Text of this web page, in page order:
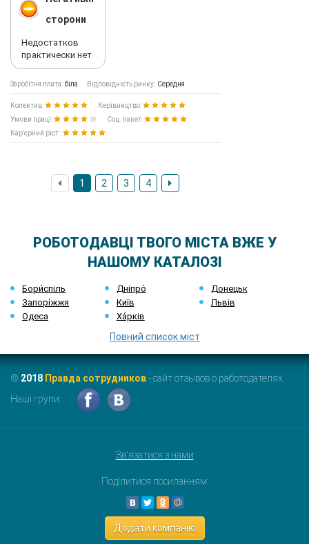
сторони
Недостатков
практически нет
Заробітня плата: біла Відповідність ринку: Середня
Колектив:
Керівництво:
Умови праці:
Соц. пакет:
Кар'єрний ріст :
1 2 3 4
РОБОТОДАВЦІ ТВОГО МІСТА ВЖЕ У
НАШОМУ КАТАЛОЗІ
Бори́спіль Дніпро́
Донецьк
Запорі́жжя
Київ
Львів
Одеса
Ха́рків
Повний список міст
© 2018 Правда сотрудников- сайт отзывов о работодателях.
Наші групи:
Зв'язатися з нами
Поділитися посиланням:
Додати компанію